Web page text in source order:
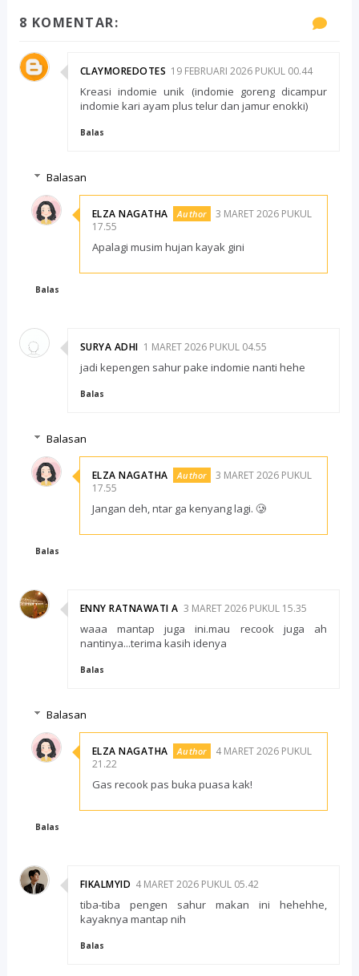
8 KOMENTAR:
CLAYMOREDOTES 19 FEBRUARI 2026 PUKUL 00.44
Kreasi indomie unik (indomie goreng dicampur
indomie kari ayam plus telur dan jamur enokki)
Balas
Balasan
ELZA NAGATHA
3 MARET 2026 PUKUL
17.55
Apalagi musim hujan kayak gini
Balas
SURYA ADHI 1 MARET 2026 PUKUL 04.55
jadi kepengen sahur pake indomie nanti hehe
Balas
Balasan
ELZA NAGATHA
3 MARET 2026 PUKUL
17.55
Jangan deh, ntar ga kenyang lagi. 🥲
Balas
ENNY RATNAWATI A 3 MARET 2026 PUKUL 15.35
waaa mantap juga ini.mau recook juga ah
nantinya...terima kasih idenya
Balas
Balasan
ELZA NAGATHA
4 MARET 2026 PUKUL
21.22
Gas recook pas buka puasa kak!
Balas
FIKALMYID 4 MARET 2026 PUKUL 05.42
tiba-tiba pengen sahur makan ini hehehhe,
kayaknya mantap nih
Balas